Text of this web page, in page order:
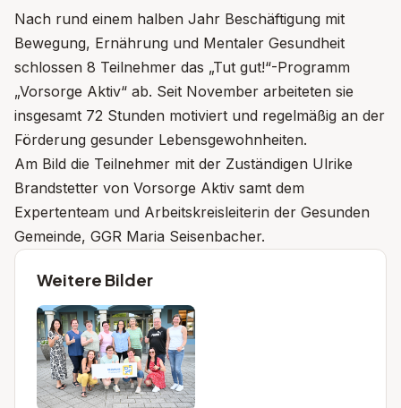
Nach rund einem halben Jahr Beschäftigung mit
Bewegung, Ernährung und Mentaler Gesundheit
schlossen 8 Teilnehmer das „Tut gut!“-Programm
„Vorsorge Aktiv“ ab. Seit November arbeiteten sie
insgesamt 72 Stunden motiviert und regelmäßig an der
Förderung gesunder Lebensgewohnheiten.
Am Bild die Teilnehmer mit der Zuständigen Ulrike
Brandstetter von Vorsorge Aktiv samt dem
Expertenteam und Arbeitskreisleiterin der Gesunden
Gemeinde, GGR Maria Seisenbacher.
Weitere Bilder